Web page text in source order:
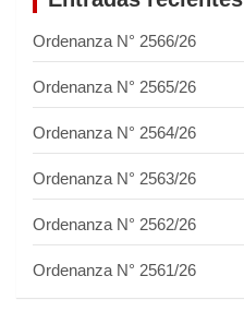
Ordenanza N° 2566/26
Ordenanza N° 2565/26
Ordenanza N° 2564/26
Ordenanza N° 2563/26
Ordenanza N° 2562/26
Ordenanza N° 2561/26